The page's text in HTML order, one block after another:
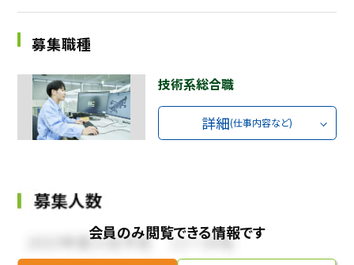
募集職種
技術系総合職
詳細(仕事内容など)
会員のみ閲覧できる情報です